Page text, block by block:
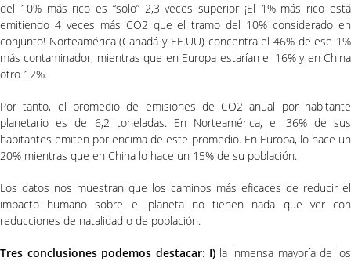
del 10% más rico es “solo” 2,3 veces superior ¡El 1% más rico está
emitiendo 4 veces más CO2 que el tramo del 10% considerado en
conjunto! Norteamérica (Canadá y EE.UU) concentra el 46% de ese 1%
más contaminador, mientras que en Europa estarían el 16% y en China
otro 12%.
Por tanto, el promedio de emisiones de CO2 anual por habitante
planetario es de 6,2 toneladas. En Norteamérica, el 36% de sus
habitantes emiten por encima de este promedio. En Europa, lo hace un
20% mientras que en China lo hace un 15% de su población.
Los datos nos muestran que los caminos más eficaces de reducir el
impacto humano sobre el planeta no tienen nada que ver con
reducciones de natalidad o de población.
Tres conclusiones podemos destacar: I)la inmensa mayoría de los